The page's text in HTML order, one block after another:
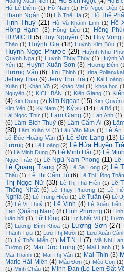
Hồ Lê Diêm (1) Hồ Nam (1) Hồ Ngọc Diệp
Thanh Ngân (10) Hồ Thế Hà (2) Hồ Thế
Tịnh Thuỷ (21) Hồ Vũ Khánh Linh (1) Hồ
Hồng Hạnh (3) Hồng Liễu (1) Hồng
HUMICHI (5) Huy Nguyên (15) Huy Vọng
Thảo (1) Huỳnh Gia (18) Huỳnh Kim Bửu (1)
Huỳnh Ngọc Phước (29) Huỳnh Như
Quỳnh Nga (1) Huỳnh Thúy Thúy (1) Huỳnh
Yên (1) Huỳnh Xuân Sơn (3) Hương Đêm
Hương Văn (6) Hửu Thỉnh (1) Irina
Jeffrey Thai (9) Jerry Thu Trà (7) Kai Hoàng
Xuân (1) Khán Võ (2) Khảo Mai (1) khoa học
Nguyên (1) KỊCH BẢN (1) Kiên Giang (1)
(4) Kim Dung (2) Kim Ngoan (15) Kim Quyên
Kim Yến (1) Kỳ Nam (2) Ký sự (14) Lã Bố (1)
Lại Ngọc Thư (1) Lam Giang (3) Lan Anh (1)
(6) Lâm Bích Thuỷ (8) Lâm Cẩm Ái (3)
(30) Lâm Xuân Vi (1) Lâu Văn Mua (1) Lê Ân
Lê Đức Hoàng Vân (1) Lê Đức Lang (13)
Lương (4) Lê Hoàng (2) Lê Hứa Huyền
(1) Lê Minh Dung (2) Lê Minh Hải (3) Lê
Ngọc Trác (1) Lê Ngũ Nam Phong (11) Lê
Lê Quang Trạng (23) Lê Sa Long (2) Lê
Thấu (1) Lê Thị Cẩm Tú (6) Lê Thị Hồng
Thị Ngọc Nữ (33) Lê Thị Thu Hiền (1) Lê
Thống Nhất (6) Lê Thụy Phương (2) Lê
Nghĩa (3) Lê Trung Hiếu (1) Lê Tuân (4) Lê
(3) Lê Vi Thuỷ (1) Lê Vinh (4) Lê Xuân Tiến
Lan (Quảng Nam) (8) Linh Phương (3)
luân hồi (1) Lữ Hồng (3) Lư Nhất Vũ (1)
(3) Lương Đình Khoa (1) Lương Sơn (27)
Thành Tựu (1) Lưu Thị Mười (2) Lưu Xuân
(1) Lý Thời Miễn (1) M.T.N.H (7) Mã Nhị Lan
Tường (2) Mai Đức Trung (6) Mai Hạnh (1)
Mai Thanh (1) Mai Thị Vân (1) Mai Thìn (3)
Marie Hải Miên (4) Mẫu Đơn (1) Mèo Con (1)
(1) Minh Châu (2) Minh Đan (Lọ Lem Đất